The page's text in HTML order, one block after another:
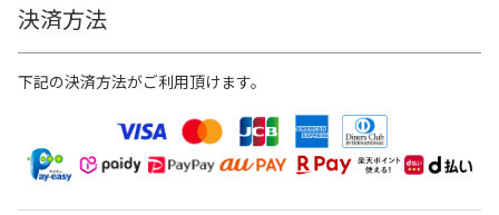
決済方法
下記の決済方法がご利用頂けます。